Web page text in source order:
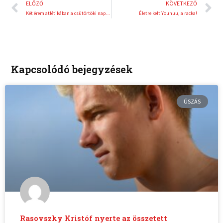
ELŐZŐ
Két érem atlétikában a csütörtöki nap mérlege az Egyetemi Világjátékokon
KÖVETKEZŐ
Életre kelt Youhuu, a racka!
Kapcsolódó bejegyzések
ÚSZÁS
Rasovszky Kristóf nyerte az összetett